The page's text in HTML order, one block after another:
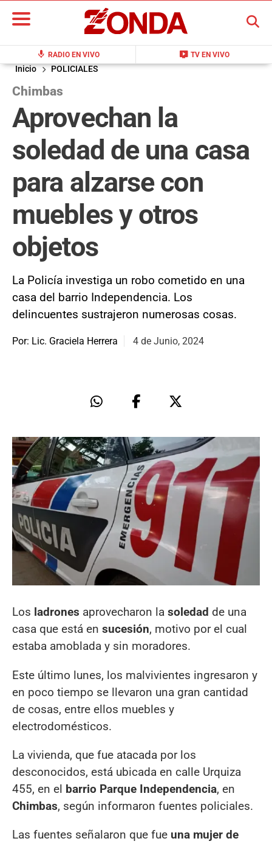
mic RADIO EN VIVO live_tv TV EN VIVO
BUSCAR
Inicio POLICIALES
Chimbas
Aprovechan la
soledad de una casa
para alzarse con
muebles y otros
objetos
La Policía investiga un robo cometido en una
casa del barrio Independencia. Los
delincuentes sustrajeron numerosas cosas.
Por: Lic. Graciela Herrera 4 de Junio, 2024
Los ladrones aprovecharon la soledad de una
casa que está en sucesión, motivo por el cual
estaba amoblada y sin moradores.
Este último lunes, los malvivientes ingresaron y
en poco tiempo se llevaron una gran cantidad
de cosas, entre ellos muebles y
electrodomésticos.
La vivienda, que fue atacada por los
desconocidos, está ubicada en calle Urquiza
455, en el barrio Parque Independencia, en
Chimbas, según informaron fuentes policiales.
Las fuentes señalaron que fue una mujer de